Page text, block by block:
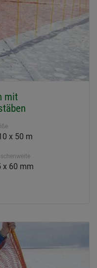
mit
x 50 m
x 60 mm